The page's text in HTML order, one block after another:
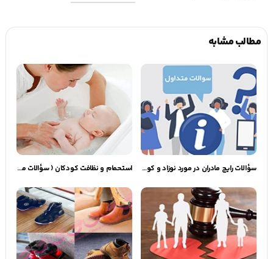
مطالب مشابه
سؤالات رایج مادران در مورد نوزاد و کودکشان | گهوارک استحمام و نظافت کودکان ( سؤالات متعدد مادران در مورد حمام کردن کودک )